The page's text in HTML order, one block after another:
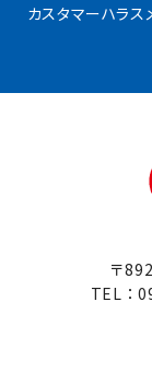
カスタマーハラ
〒
TEL：